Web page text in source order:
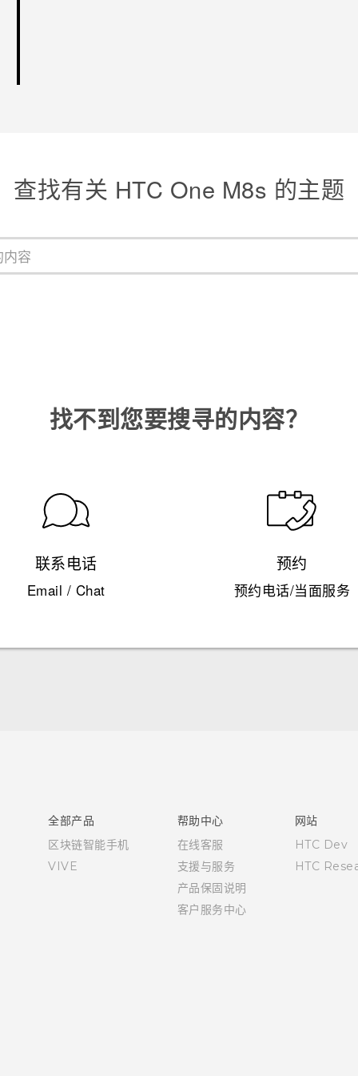
查找有关 HTC One M8s 的主题
找不到您要搜寻的内容？
联系电话
Email / Chat
预约
预约电话/当面服务
全部产品
区块链智能手机
VIVE
帮助中心
在线客服
支援与服务
产品保固说明
客户服务中心
网站
HTC Dev
HTC